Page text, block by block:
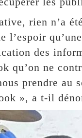
rien n’a
l’espoir
des
qu’on ne
prendre au
», a t-il